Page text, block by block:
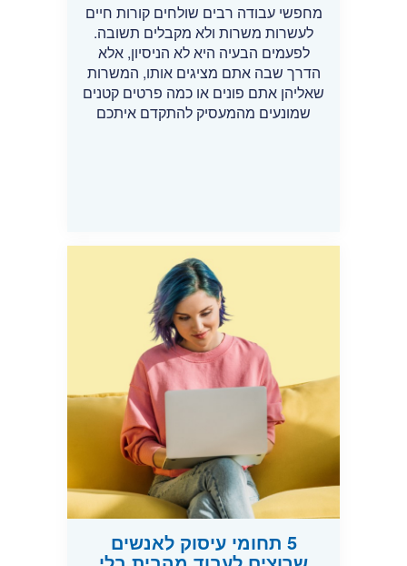
מחפשי עבודה רבים שולחים קורות חיים
לעשרות משרות ולא מקבלים תשובה.
לפעמים הבעיה היא לא הניסיון, אלא
הדרך שבה אתם מציגים אותו, המשרות
שאליהן אתם פונים או כמה פרטים קטנים
שמונעים מהמעסיק להתקדם איתכם
5 תחומי עיסוק לאנשים